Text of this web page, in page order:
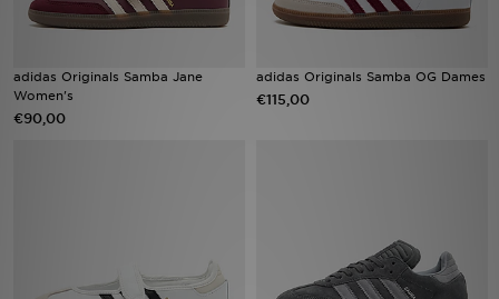
adidas Originals Samba Jane
Women's
€90,00
adidas Originals Samba OG Dames
€115,00
Sports
Merken
Vind een winkel